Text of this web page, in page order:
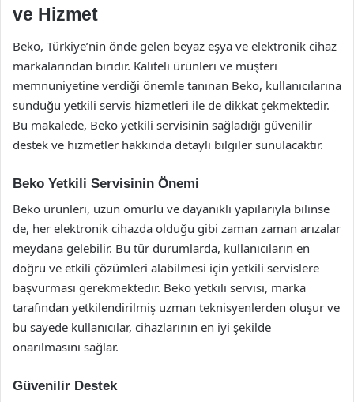
ve Hizmet
Beko, Türkiye’nin önde gelen beyaz eşya ve elektronik cihaz
markalarından biridir. Kaliteli ürünleri ve müşteri
memnuniyetine verdiği önemle tanınan Beko, kullanıcılarına
sunduğu yetkili servis hizmetleri ile de dikkat çekmektedir.
Bu makalede, Beko yetkili servisinin sağladığı güvenilir
destek ve hizmetler hakkında detaylı bilgiler sunulacaktır.
Beko Yetkili Servisinin Önemi
Beko ürünleri, uzun ömürlü ve dayanıklı yapılarıyla bilinse
de, her elektronik cihazda olduğu gibi zaman zaman arızalar
meydana gelebilir. Bu tür durumlarda, kullanıcıların en
doğru ve etkili çözümleri alabilmesi için yetkili servislere
başvurması gerekmektedir. Beko yetkili servisi, marka
tarafından yetkilendirilmiş uzman teknisyenlerden oluşur ve
bu sayede kullanıcılar, cihazlarının en iyi şekilde
onarılmasını sağlar.
Güvenilir Destek